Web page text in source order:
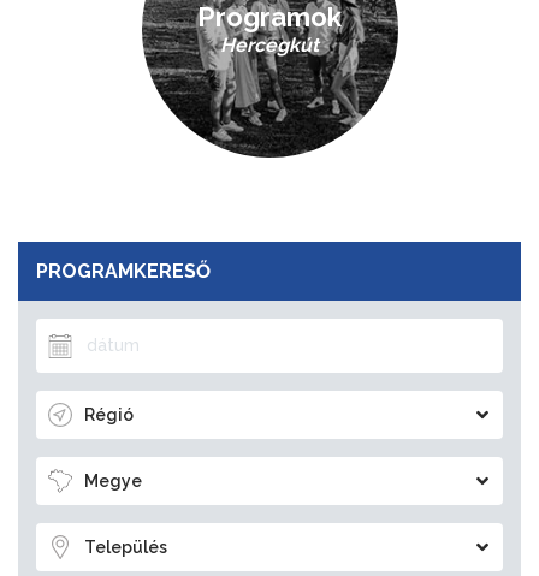
PROGRAMKERESŐ
Régió
Megye
Település
Programok
Hercegkút